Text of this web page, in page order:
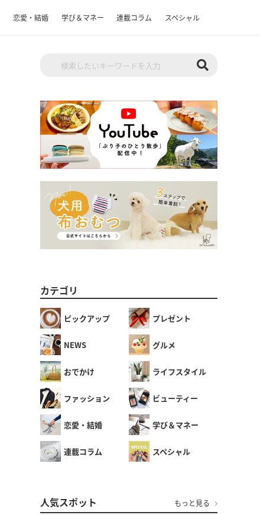
恋愛・結婚 学び＆マネー 連載コラム スペシャル
カテゴリ
ピックアップ プレゼント
NEWS グルメ
おでかけ ライフスタイル
ファッション ビューティー
恋愛・結婚 学び＆マネー
連載コラム スペシャル
人気スポット もっと見る